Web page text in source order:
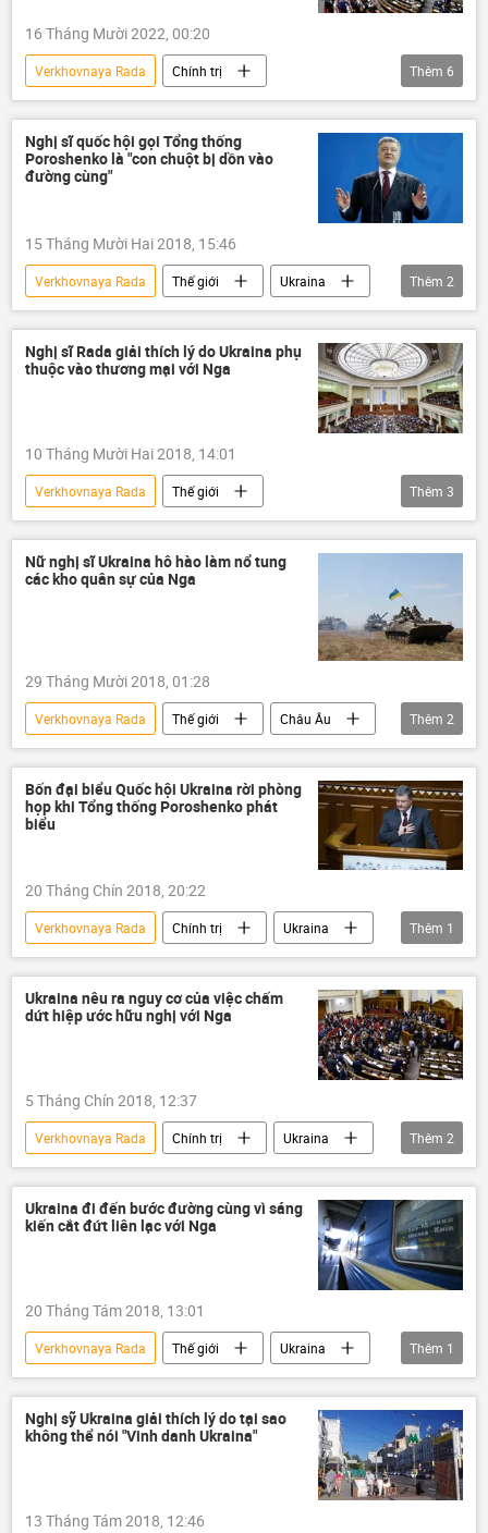
16 Tháng Mười 2022, 00:20
Verkhovnaya Rada
Chính trị
Chiến dịch quân sự đặc biệt tại Ukraina
Cuộc khủng hoảng ở Ukraina
Verkhovna Rada
Thế giới
Thêm 6
Nghị sĩ quốc hội gọi Tổng thống
Poroshenko là "con chuột bị dồn vào
đường cùng"
15 Tháng Mười Hai 2018, 15:46
Verkhovnaya Rada Thế giới
Ukraina
Liên bang Nga
Petro Poroshenko
Thêm 2
Nghị sĩ Rada giải thích lý do Ukraina phụ
thuộc vào thương mại với Nga
10 Tháng Mười Hai 2018, 14:01
Verkhovnaya Rada
Thế giới
Liên bang Nga
Ukraina
thương mại
Thêm 3
Nữ nghị sĩ Ukraina hô hào làm nổ tung
các kho quân sự của Nga
29 Tháng Mười 2018, 01:28
Verkhovnaya Rada Thế giới
Châu Âu
Ukraina
Liên bang Nga
Thêm 2
Bốn đại biểu Quốc hội Ukraina rời phòng
họp khi Tổng thống Poroshenko phát
biểu
20 Tháng Chín 2018, 20:22
Verkhovnaya Rada Chính trị
Ukraina
Petro Poroshenko
Thêm 1
Ukraina nêu ra nguy cơ của việc chấm
dứt hiệp ước hữu nghị với Nga
5 Tháng Chín 2018, 12:37
Verkhovnaya Rada Chính trị
Ukraina
Liên bang Nga
Petro Poroshenko
Thêm 2
Ukraina đi đến bước đường cùng vì sáng
kiến cắt đứt liên lạc với Nga
20 Tháng Tám 2018, 13:01
Verkhovnaya Rada Thế giới
Ukraina
Liên bang Nga
Thêm 1
Nghị sỹ Ukraina giải thích lý do tại sao
không thể nói "Vinh danh Ukraina"
13 Tháng Tám 2018, 12:46